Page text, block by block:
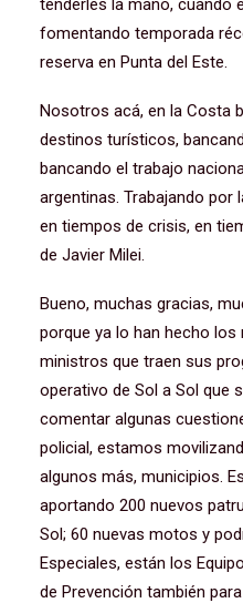
tenderles la mano, cuando
fomentando temporada
reserva en Punta del Este.
Nosotros acá, en la Costa
destinos turísticos,
bancando el trabajo
argentinas. Trabajando por
en tiempos de crisis, en
de Javier Milei.
Bueno, muchas gracias,
porque ya lo han hecho
ministros que traen sus
operativo de Sol a Sol que
comentar algunas
policial, estamos
algunos más, municipios.
aportando 200 nuevos
Sol; 60 nuevas motos y
Especiales, están los
de Prevención también